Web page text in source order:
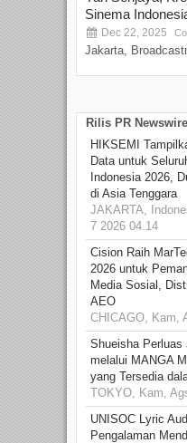
Sinema
Dec 22, 2025
Jakarta,
Rilis PR Newswire
HIKSEMI
Data untuk
Indonesia 2026,
di Asia Tenggara
JAKARTA,
7 2026 04.14
Cision Raih
2026 untuk
Media Sosial,
AEO
CHICAGO, Kam,
Shueisha Perluas
melalui MANGA
yang Tersedia
TOKYO, Kam,
UNISOC Lyric
Pengalaman